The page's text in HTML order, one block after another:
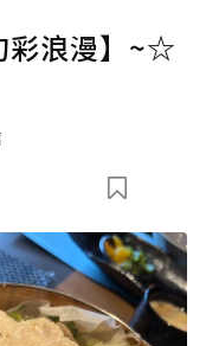
彩浪漫】~☆